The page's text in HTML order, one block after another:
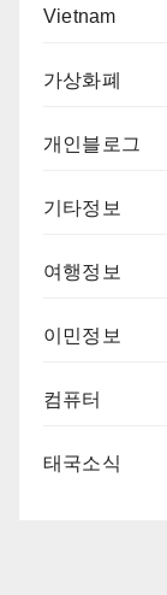
Vietnam
가상화폐
개인블로그
기타정보
여행정보
이민정보
컴퓨터
태국소식